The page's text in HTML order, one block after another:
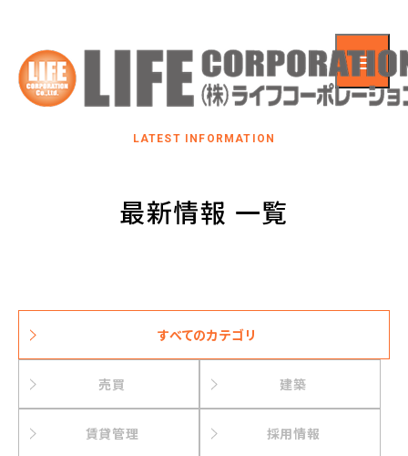
LATEST INFORMATION
最新情報 一覧
すべてのカテゴリ
売買 建築
賃貸管理 採用情報